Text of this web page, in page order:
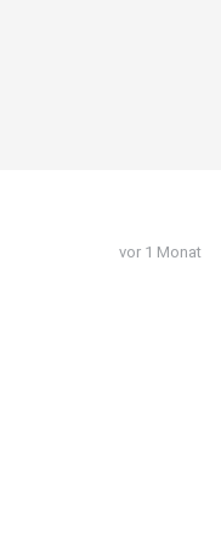
vor 1 Monat